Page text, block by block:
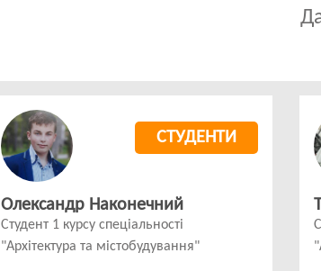
СТУДЕНТИ
Олександр Наконечний
Студент 1 курсу спеціальності
"Архітектура та містобудування"